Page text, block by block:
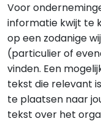
Voor
informatie kwijt te
op een zodanige
(particulier of
vinden. Een
tekst die relevant
te plaatsen naar
tekst over het